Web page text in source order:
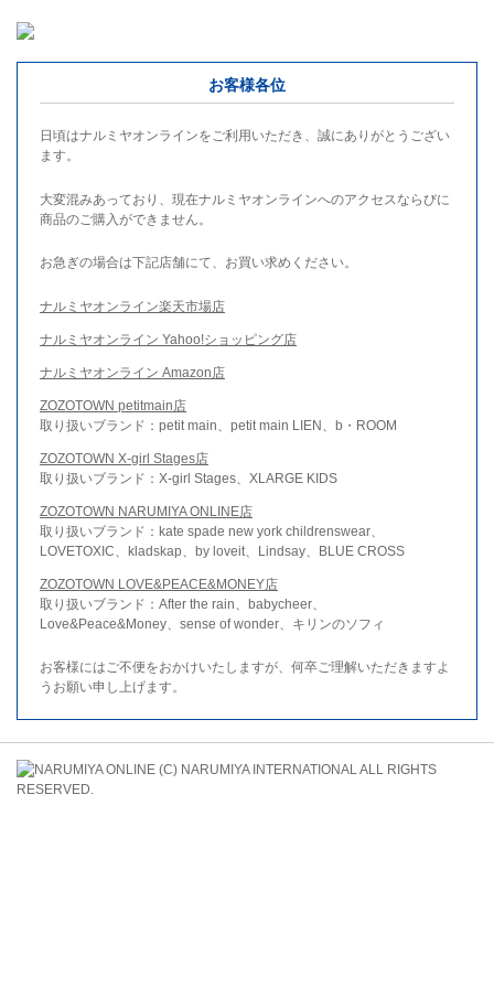
お客様各位
日頃はナルミヤオンラインをご利用いただき、誠にありがとうござい
ます。
大変混みあっており、現在ナルミヤオンラインへのアクセスならびに
商品のご購入ができません。
お急ぎの場合は下記店舗にて、お買い求めください。
ナルミヤオンライン楽天市場店
ナルミヤオンライン Yahoo!ショッピング店
ナルミヤオンライン Amazon店
ZOZOTOWN petitmain店
取り扱いブランド：petit main、petit main LIEN、b・ROOM
ZOZOTOWN X-girl Stages店
取り扱いブランド：X-girl Stages、XLARGE KIDS
ZOZOTOWN NARUMIYA ONLINE店
取り扱いブランド：kate spade new york childrenswear、
LOVETOXIC、kladskap、by loveit、Lindsay、BLUE CROSS
ZOZOTOWN LOVE&PEACE&MONEY店
取り扱いブランド：After the rain、babycheer、
Love&Peace&Money、sense of wonder、キリンのソフィ
お客様にはご不便をおかけいたしますが、何卒ご理解いただきますよ
うお願い申し上げます。